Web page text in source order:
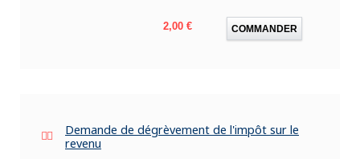
Prix
2,00 € COMMANDER
Demande de dégrèvement de l'impôt sur le
revenu